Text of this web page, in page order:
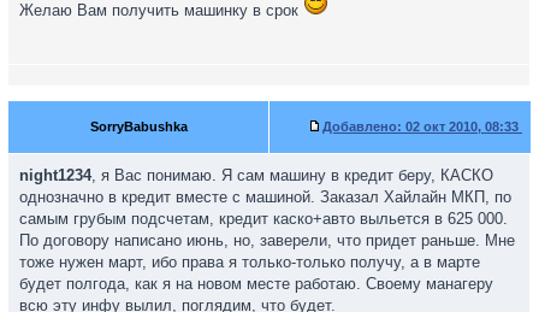
Желаю Вам получить машинку в срок
SorryBabushka Добавлено: 02 окт 2010, 08:33
night1234, я Вас понимаю. Я сам машину в кредит беру, КАСКО
однозначно в кредит вместе с машиной. Заказал Хайлайн МКП, по
самым грубым подсчетам, кредит каско+авто выльется в 625 000.
По договору написано июнь, но, заверели, что придет раньше. Мне
тоже нужен март, ибо права я только-только получу, а в марте
будет полгода, как я на новом месте работаю. Своему манагеру
всю эту инфу вылил, поглядим, что будет.